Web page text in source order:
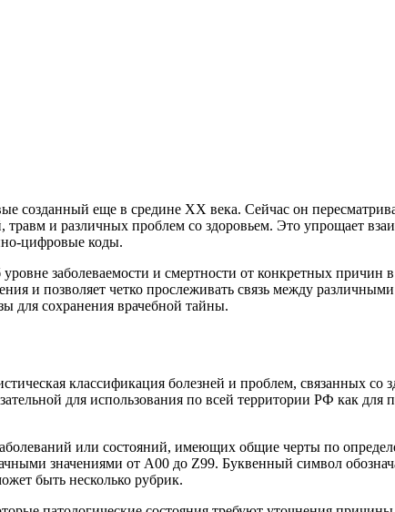
еще в средине ХХ века. Сейчас он
и различных проблем со здоровьем. Это упрощает
цифровые коды.
заболеваемости и смертности от конкретных
и позволяет четко прослеживать связь между
для сохранения врачебной тайны.
классификация болезней и проблем, связанных со
для использования по всей территории РФ как
или состояний, имеющих общие черты по
значениями от А00 до Z99. Буквенный символ
быть несколько рубрик.